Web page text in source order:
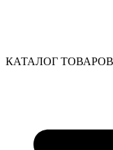
КАТАЛОГ ТОВАРОВ